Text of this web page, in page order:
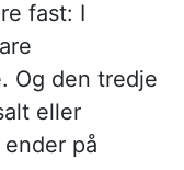
fast: I
Og den tredje
eller
på